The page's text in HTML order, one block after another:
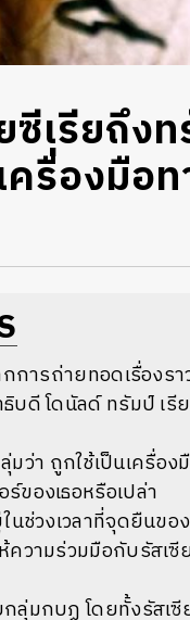
เรียถึง
ครื่องมือ
การถ่ายทอดเรื่องร
ดี โดนัลด์ ทรัมป์ เรี
า ถูกใช้เป็นเครื่อง
ของเธอหรือเปล่า
นช่วงเวลาที่จุดยืนขอ
ความร่วมมือกับรัสเ
ลุ่มกบฏ โดยทั้งรัสเ